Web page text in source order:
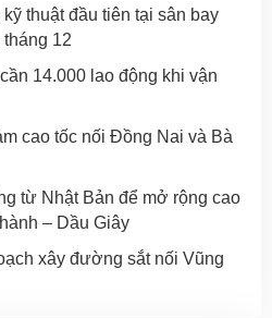
thuật đầu tiên tại sân bay
12
14.000 lao động khi vận
cao tốc nối Đồng Nai và Bà
từ Nhật Bản để mở rộng cao
– Dầu Giây
xây đường sắt nối Vũng